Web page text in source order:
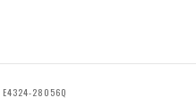
E4324-28056Q